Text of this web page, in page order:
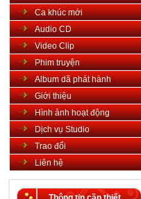
Ca khúc mới
Audio CD
Video Clip
Phim truyện
Album dã phát hành
Giới thiệu
Hình ảnh hoạt động
Dịch vụ Studio
Trao đổi
Liên hệ